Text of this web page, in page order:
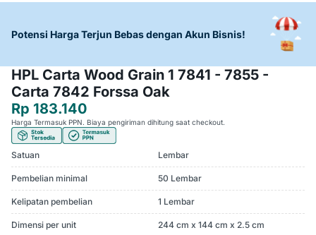
Potensi Harga Terjun Bebas dengan Akun Bisnis!
HPL Carta Wood Grain 1 7841 - 7855 -
Carta 7842 Forssa Oak
Rp 183.140
Harga Termasuk PPN. Biaya pengiriman dihitung saat checkout.
Satuan Lembar
Pembelian minimal 50 Lembar
Kelipatan pembelian 1 Lembar
Dimensi per unit 244 cm x 144 cm x 2.5 cm